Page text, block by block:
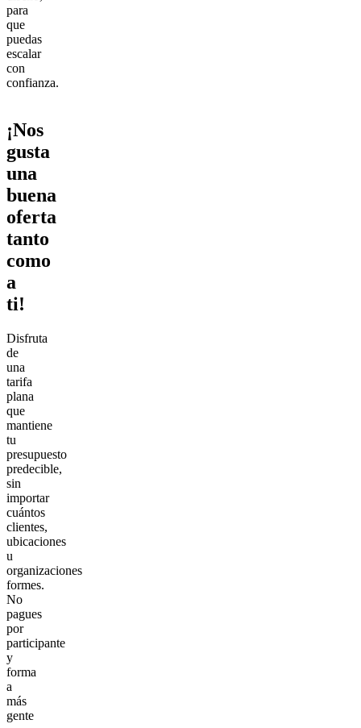
para
que
puedas
escalar
con
confianza.
¡Nos
gusta
una
buena
oferta
tanto
como
a
ti!
Disfruta
de
una
tarifa
plana
que
mantiene
tu
presupuesto
predecible,
sin
importar
cuántos
clientes,
ubicaciones
u
organizaciones
formes.
No
pagues
por
participante
y
forma
a
más
gente